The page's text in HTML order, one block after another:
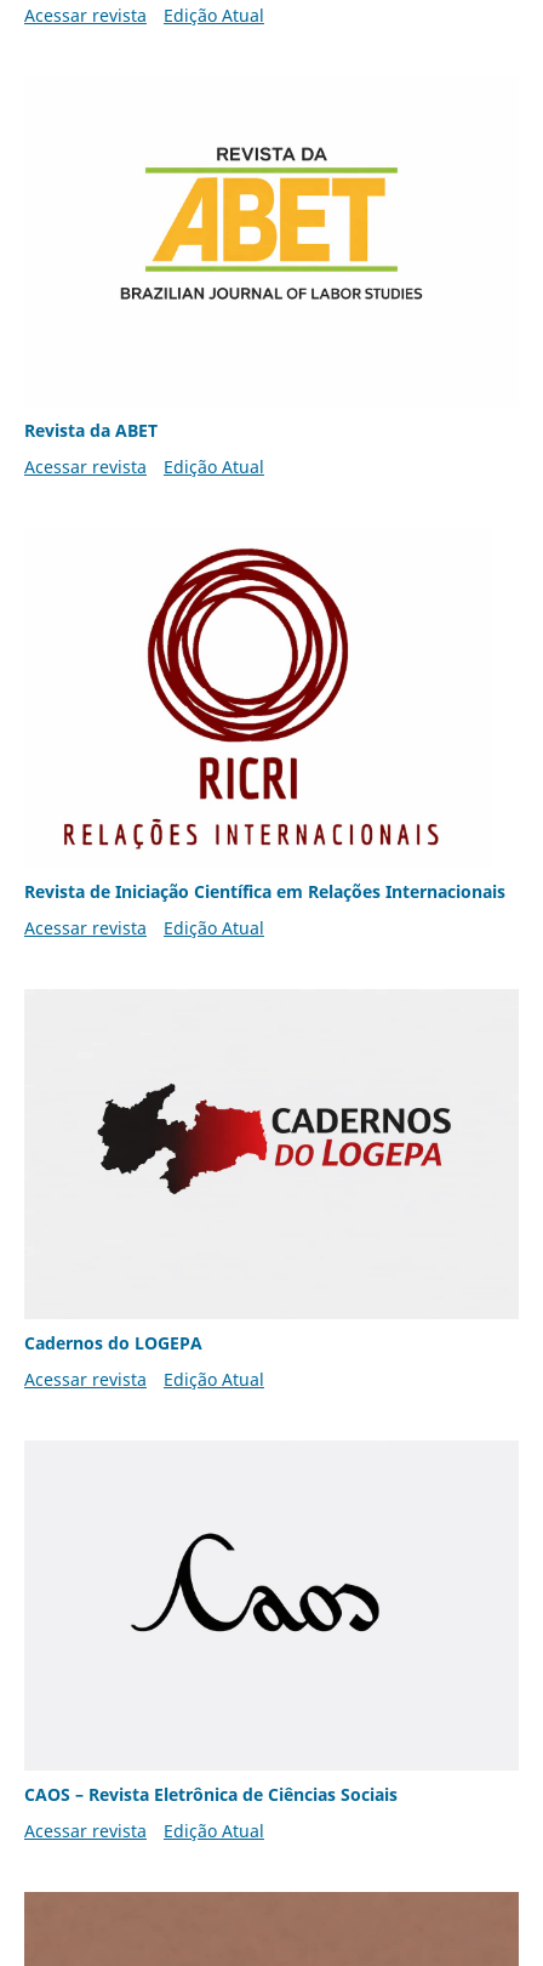
Acessar revista Edição Atual
Revista da ABET
Acessar revista
Edição Atual
Revista de Iniciação Científica em Relações Internacionais
Acessar revista
Edição Atual
Cadernos do LOGEPA
Acessar revista
Edição Atual
CAOS – Revista Eletrônica de Ciências Sociais
Acessar revista
Edição Atual